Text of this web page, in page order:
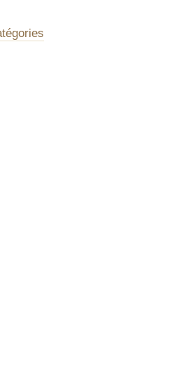
pour prouver ce que j'ai fait